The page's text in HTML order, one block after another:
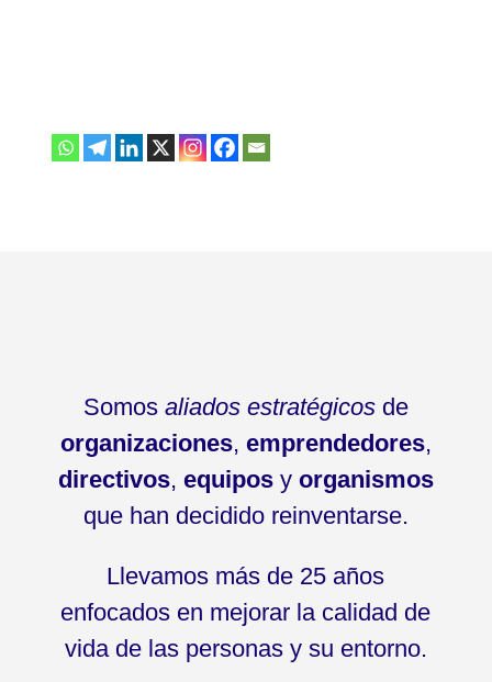
Somos aliados estratégicosde
organizaciones, emprendedores,
directivos, equiposy organismos
que han decidido reinventarse.
Llevamos más de 25 años
enfocados en mejorar la calidad de
vida de las personas y su entorno.